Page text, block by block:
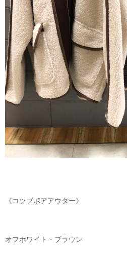
《コツブボアアウター》
オフホワイト・ブラウン